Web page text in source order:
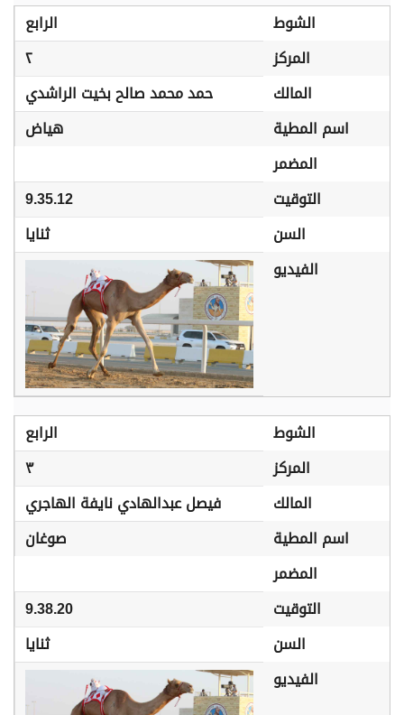
الشوط
الرابع
المركز
٢
المالك
حمد محمد صالح بخيت الراشدي
اسم المطية
هياض
المضمر
التوقيت
9.35.12
السن
ثنايا
الفيديو
الشوط
الرابع
المركز
٣
المالك
فيصل عبدالهادي نايفة الهاجري
اسم المطية
صوغان
المضمر
التوقيت
9.38.20
السن
ثنايا
الفيديو